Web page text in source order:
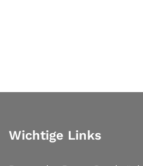
Wichtige Links